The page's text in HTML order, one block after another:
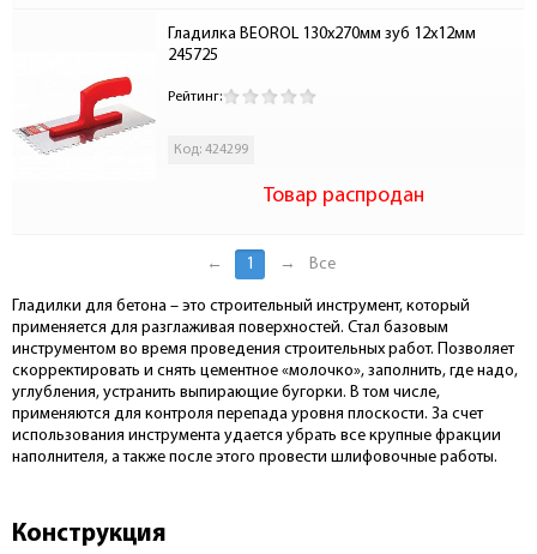
Гладилка BEOROL 130х270мм зуб 12х12мм
245725
Рейтинг:
Код: 424299
Товар распродан
← 1 → Все
Гладилки для бетона – это строительный инструмент, который
применяется для разглаживая поверхностей. Стал базовым
инструментом во время проведения строительных работ. Позволяет
скорректировать и снять цементное «молочко», заполнить, где надо,
углубления, устранить выпирающие бугорки. В том числе,
применяются для контроля перепада уровня плоскости. За счет
использования инструмента удается убрать все крупные фракции
наполнителя, а также после этого провести шлифовочные работы.
Конструкция